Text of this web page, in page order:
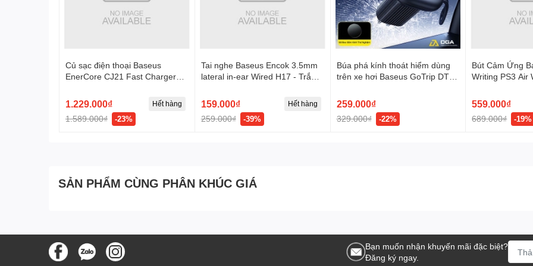
Củ sạc điện thoại Baseus
EnerCore CJ21 Fast Charger
67W US - Đen, Model:
E0120F00
1.229.000₫
1.589.000₫ -23%
Hết hàng
Tai nghe Baseus Encok 3.5mm
lateral in-ear Wired H17 - Trắng,
159.000₫
259.000₫ -39%
Hết hàng
Búa phá kính thoát hiểm dùng
trên xe hơi Baseus GoTrip DT1
Hammer
259.000₫
329.000₫ -22%
Bút Cảm Ứng
Writing PS3 Air
15H, 6D Tilt
Custom
Rejection,
559.000₫
689.000₫ -19%
SẢN PHẨM CÙNG PHÂN KHÚC GIÁ
Bạn muốn nhận khuyến mãi đặc biệt?
Đăng ký ngay.